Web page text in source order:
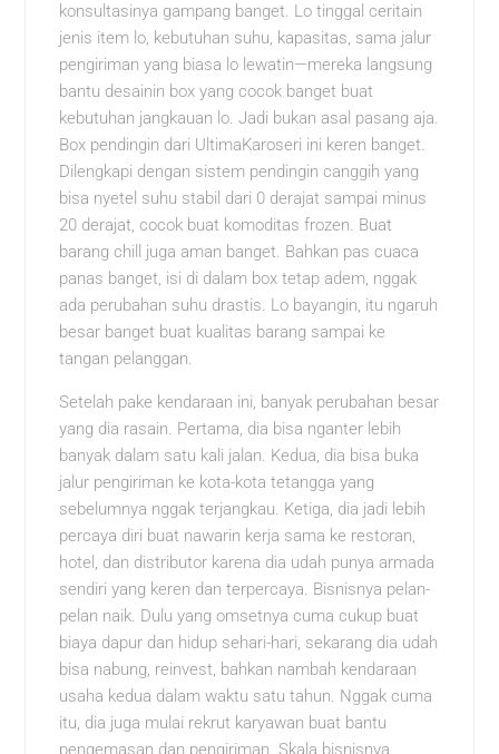
konsultasinya gampang banget. Lo tinggal ceritain
jenis item lo, kebutuhan suhu, kapasitas, sama jalur
pengiriman yang biasa lo lewatin—mereka langsung
bantu desainin box yang cocok banget buat
kebutuhan jangkauan lo. Jadi bukan asal pasang aja.
Box pendingin dari UltimaKaroseri ini keren banget.
Dilengkapi dengan sistem pendingin canggih yang
bisa nyetel suhu stabil dari 0 derajat sampai minus
20 derajat, cocok buat komoditas frozen. Buat
barang chill juga aman banget. Bahkan pas cuaca
panas banget, isi di dalam box tetap adem, nggak
ada perubahan suhu drastis. Lo bayangin, itu ngaruh
besar banget buat kualitas barang sampai ke
tangan pelanggan.
Setelah pake kendaraan ini, banyak perubahan besar
yang dia rasain. Pertama, dia bisa nganter lebih
banyak dalam satu kali jalan. Kedua, dia bisa buka
jalur pengiriman ke kota-kota tetangga yang
sebelumnya nggak terjangkau. Ketiga, dia jadi lebih
percaya diri buat nawarin kerja sama ke restoran,
hotel, dan distributor karena dia udah punya armada
sendiri yang keren dan terpercaya. Bisnisnya pelan-
pelan naik. Dulu yang omsetnya cuma cukup buat
biaya dapur dan hidup sehari-hari, sekarang dia udah
bisa nabung, reinvest, bahkan nambah kendaraan
usaha kedua dalam waktu satu tahun. Nggak cuma
itu, dia juga mulai rekrut karyawan buat bantu
pengemasan dan pengiriman. Skala bisnisnya